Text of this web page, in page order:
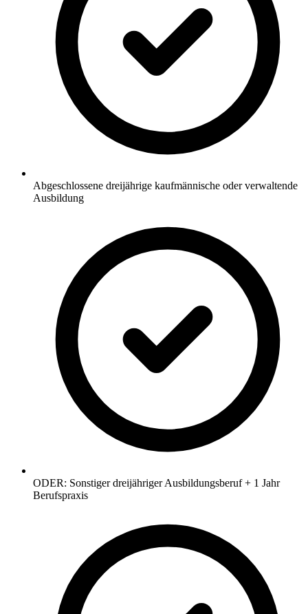
Abgeschlossene dreijährige kaufmännische oder verwaltende
Ausbildung
ODER: Sonstiger dreijähriger Ausbildungsberuf + 1 Jahr
Berufspraxis